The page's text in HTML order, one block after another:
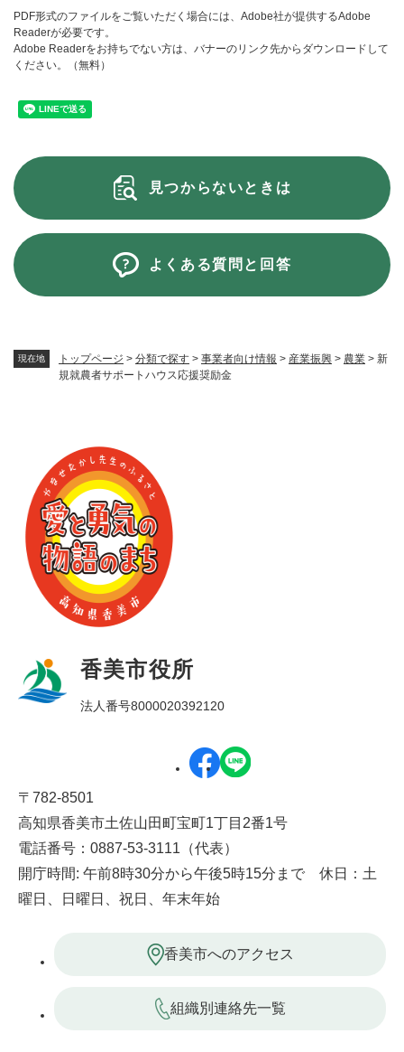
現在地 トップページ > 分類で探す > 事業者向け情報 > 産業振興 > 農業 > 新
規就農者サポートハウス応援奨励金
PDF形式のファイルをご覧いただく場合には、Adobe社が提供するAdobe
Readerが必要です。
Adobe Readerをお持ちでない方は、バナーのリンク先からダウンロードして
ください。（無料）
見つからないときは
よくある質問と回答
香美市役所
法人番号8000020392120
〒782-8501
高知県香美市土佐山田町宝町1丁目2番1号
電話番号：0887-53-3111（代表）
開庁時間: 午前8時30分から午後5時15分まで 休日：土
曜日、日曜日、祝日、年末年始
香美市へのアクセス
組織別連絡先一覧